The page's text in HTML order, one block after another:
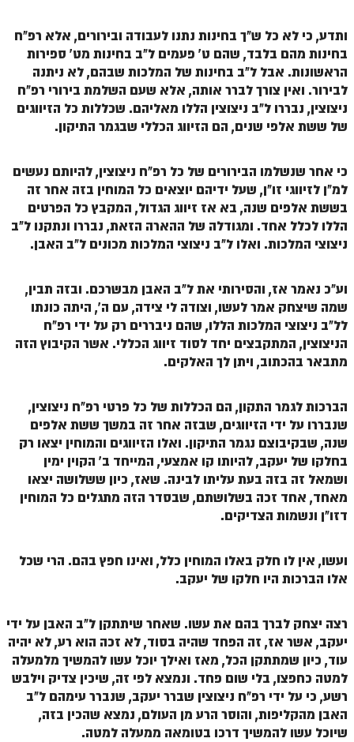
ותדע, כי לא כל ש"ך בחינות נתנו לעבודה ובירורים, אלא רפ"ח
בחינות מהם בלבד, שהם ט' פעמים ל"ב בחינות מט' ספירות
הראשונות. אבל ל"ב בחינות של המלכות שבהם, לא ניתנה
לבירור. ואין צורך לברר אותה, אלא שעם השלמת בירורי רפ"ח
ניצוצין, נבררו ל"ב ניצוצין הללו מאליהם. שכללות כל הזיווגים
של ששת אלפי שנים, הם הזיווג הכללי שבגמר התיקון.
כי אחר שנשלמו הבירורים של כל רפ"ח ניצוצין, להיותם נעשים
למ"ן לזיווגי זו"ן, שעל ידיהם יוצאים כל המוחין בזה אחר זה
בששת אלפים שנה, בא אז זיווג הגדול, המקבץ כל הפרטים
הללו לכלל אחד. ומגודלה של ההארה הזאת, נבררו ונתקנו ל"ב
ניצוצי המלכות. ואלו ל"ב ניצוצי המלכות מכונים ל"ב האבן.
וע"כ נאמר אז, והסירותי את ל"ב האבן מבשרכם. ובזה תבין,
שמה שיצחק אמר לעשו, וצודה לי צידה, עם ה', היתה כונתו
לל"ב ניצוצי המלכות הללו, שהם ניבררים רק על ידי רפ"ח
הניצוצין, המתקבצים יחד לסוד זיווג הכללי. אשר הקיבוץ הזה
מתבאר בהכתוב, ויתן לך האלקים.
הברכות לגמר התקון, הם הכללות של כל פרטי רפ"ח ניצוצין,
שנבררו על ידי הזיווגים, שבזה אחר זה במשך ששת אלפים
שנה, שבקיבוצם נגמר התיקון. ואלו הזיווגים והמוחין יצאו רק
בחלקו של יעקב, להיותו קו אמצעי, המייחד ב' הקוין ימין
ושמאל זה בזה בעת עליתו לבינה. שאז, כיון ששלושה יצאו
מאחד, אחד זכה בשלושתם, שבסדר הזה מתגלים כל המוחין
דזו"ן ונשמות הצדיקים.
ועשו, אין לו חלק באלו המוחין כלל, ואינו חפץ בהם. הרי שכל
אלו הברכות היו חלקו של יעקב.
רצה יצחק לברך בהם את עשו. שאחר שיתתקן ל"ב האבן על ידי
יעקב, אשר אז, זה הפחד שהיה בסוד, לא זכה הוא רע, לא יהיה
עוד, כיון שמתתקן הכל, מאז ואילך יוכל עשו להמשיך מלמעלה
למטה כחפצו, בלי שום פחד. ונמצא לפי זה, שיכין צדיק וילבש
רשע, כי על ידי רפ"ח ניצוצין שברר יעקב, שנברר עימהם ל"ב
האבן מהקליפות, והוסר הרע מן העולם, נמצא שהכין בזה,
שיוכל עשו להמשיך דרכו בטומאה ממעלה למטה.